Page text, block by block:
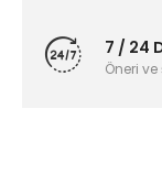
7 / 24
Öneri